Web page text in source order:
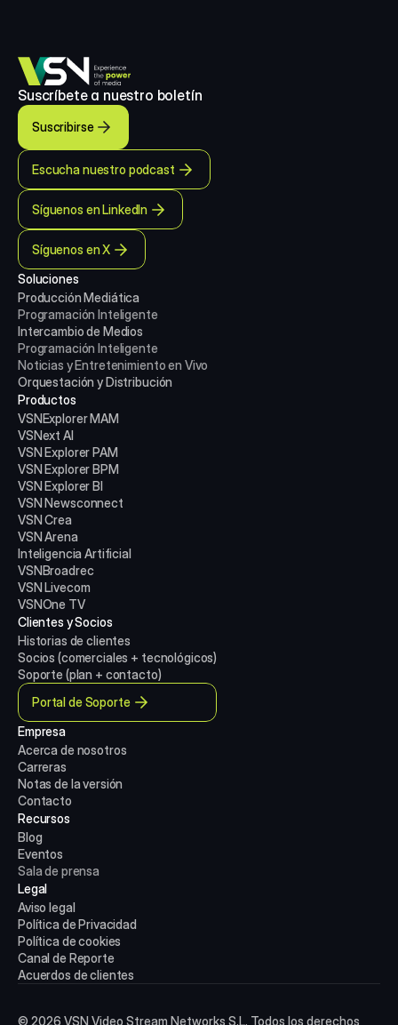
Suscríbete a nuestro boletín
Suscribirse
Escucha nuestro podcast
Síguenos en LinkedIn
Síguenos en X
Soluciones
Producción Mediática
Programación Inteligente
Intercambio de Medios
Programación Inteligente
Noticias y Entretenimiento en Vivo
Orquestación y Distribución
Productos
VSNExplorer MAM
VSNext AI
VSN Explorer PAM
VSN Explorer BPM
VSN Explorer BI
VSN Newsconnect
VSN Crea
VSN Arena
Inteligencia Artificial
VSNBroadrec
VSN Livecom
VSNOne TV
Clientes y Socios
Historias de clientes
Socios (comerciales + tecnológicos)
Soporte (plan + contacto)
Portal de Soporte
Empresa
Acerca de nosotros
Carreras
Notas de la versión
Contacto
Recursos
Blog
Eventos
Sala de prensa
Legal
Aviso legal
Política de Privacidad
Política de cookies
Canal de Reporte
Acuerdos de clientes
© 2026 VSN Video Stream Networks S.L. Todos los derechos